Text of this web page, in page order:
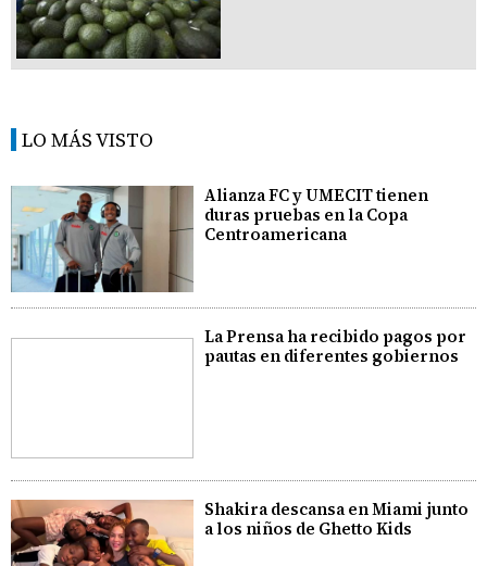
LO MÁS VISTO
Alianza FC y UMECIT tienen
duras pruebas en la Copa
Centroamericana
La Prensa ha recibido pagos por
pautas en diferentes gobiernos
Shakira descansa en Miami junto
a los niños de Ghetto Kids